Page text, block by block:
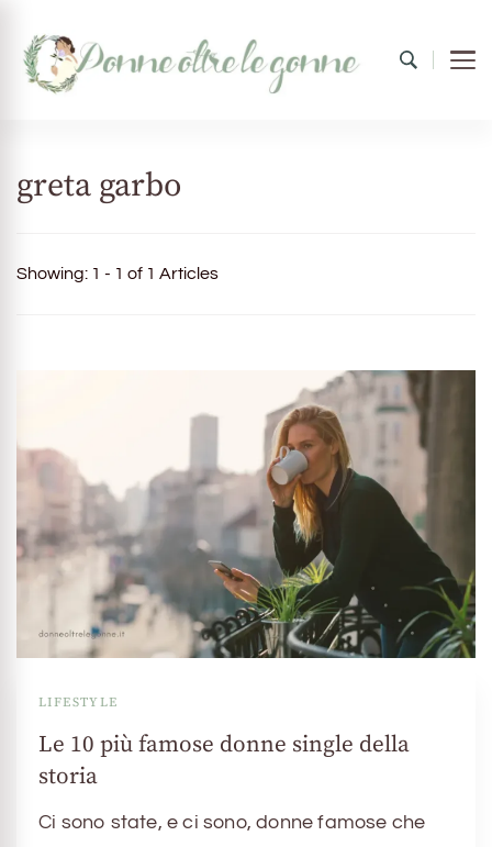
greta garbo
Showing: 1 - 1 of 1 Articles
LIFESTYLE
Le 10 più famose donne single della
storia
Ci sono state, e ci sono, donne famose che